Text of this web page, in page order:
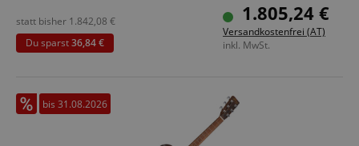
Farbe & Finish: Satin Honey Burst, Satin Nitrocellulose
1.805,24 €
Versandkostenfrei (AT)
inkl. MwSt.
statt bisher 1.842,08 €
Du sparst36,84 €
bis 31.08.2026